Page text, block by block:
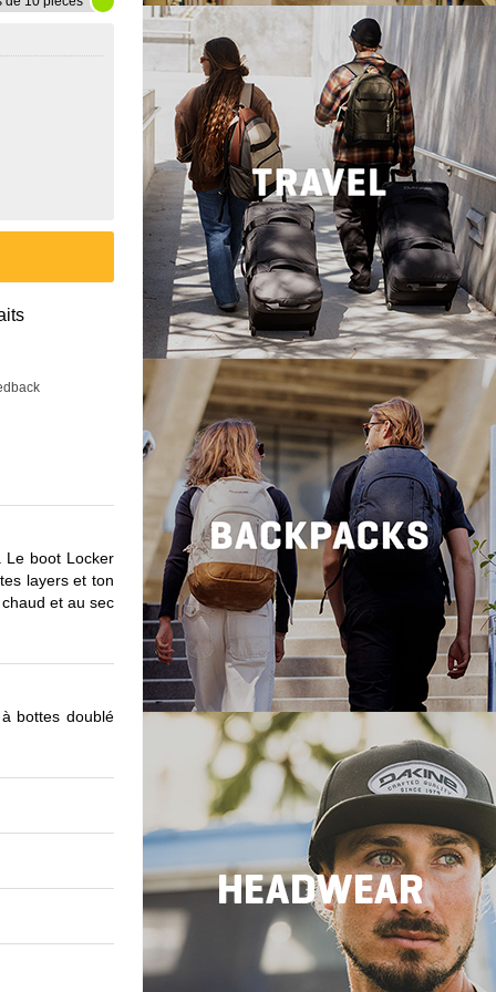
Le boot Locker
layers et ton
et au sec
bottes doublé